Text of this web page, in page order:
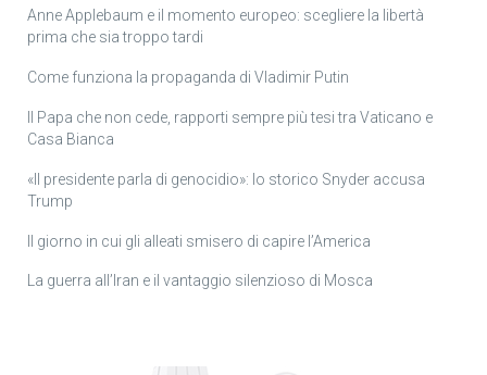
Anne Applebaum e il momento europeo: scegliere la libertà
prima che sia troppo tardi
Come funziona la propaganda di Vladimir Putin
Il Papa che non cede, rapporti sempre più tesi tra Vaticano e
Casa Bianca
«Il presidente parla di genocidio»: lo storico Snyder accusa
Trump
Il giorno in cui gli alleati smisero di capire l’America
La guerra all’Iran e il vantaggio silenzioso di Mosca